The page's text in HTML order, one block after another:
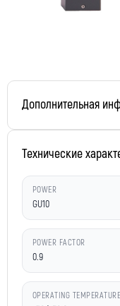
Дополнительная
Технические
POWER
GU10
POWER FACTOR
0.9
OPERATING